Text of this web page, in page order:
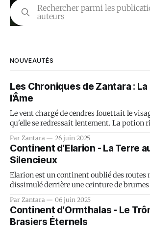
Rechercher parmi les
auteurs
NOUVEAUTÉS
Les Chroniques de Zantara : La
l'Âme
Le vent chargé de cendres fouettait le
qu'elle se redressait lentement. La potion
les Plaines Cendrées s'étendaient comme
béante sur le corps de Zantara.
Par Zantara 26 juin 2025
Continent d’Elarion - La Terre
Silencieux
Elarion est un continent oublié des routes
dissimulé derrière une ceinture de
Longtemps considéré comme un mythe, il
berceau de la Confrérie du Savoir...
Par Zantara 06 juin 2025
Continent d’Ormthalas - Le
Brasiers Éternels